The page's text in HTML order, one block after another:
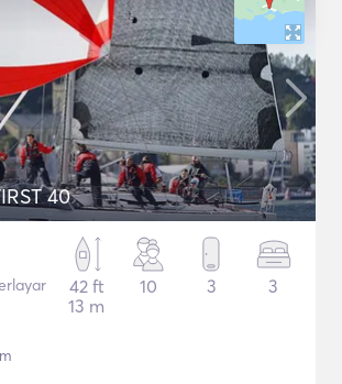
40
42 ft
13 m
10 3 3